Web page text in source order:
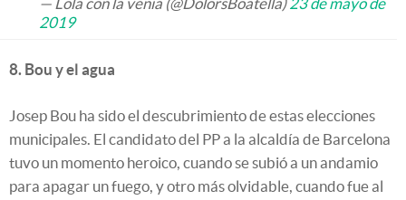
2019
8. Bou y el agua
Josep Bou ha sido el descubrimiento de estas elecciones
municipales. El candidato del PP a la alcaldía de Barcelona
tuvo un momento heroico, cuando se subió a un andamio
para apagar un fuego, y otro más olvidable, cuando fue al